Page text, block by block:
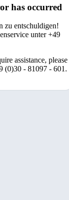
has occurred
zu entschuldigen!
unter +49
assistance, please
(0)30 - 81097 - 601.